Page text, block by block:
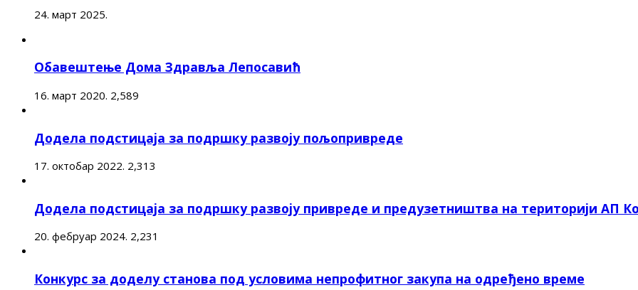
24. март 2025.
Обавештење Дома Здравља Лепосавић
16. март 2020. 2,589
Додела подстицаја за подршку развоју пољопривреде
17. октобар 2022. 2,313
Додела подстицаја за подршку развоју привреде и предузетништва на територији АП
20. фебруар 2024. 2,231
Конкурс за доделу станова под условима непрофитног закупа на одређено време